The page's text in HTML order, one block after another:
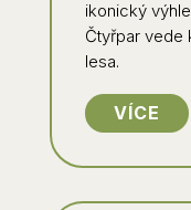
ikonický
Čtyřpar vede
lesa.
VÍCE